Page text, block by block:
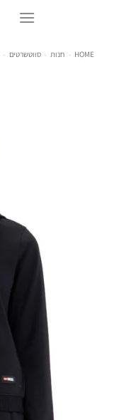
HOME
- חנות - סווטשרטים -